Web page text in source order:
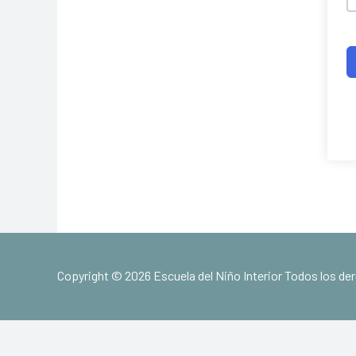
Copyright © 2026 Escuela del Niño Interior Todos los